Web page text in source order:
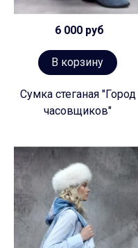
6 000 руб
В корзину
Сумка стеганая "Город
часовщиков"